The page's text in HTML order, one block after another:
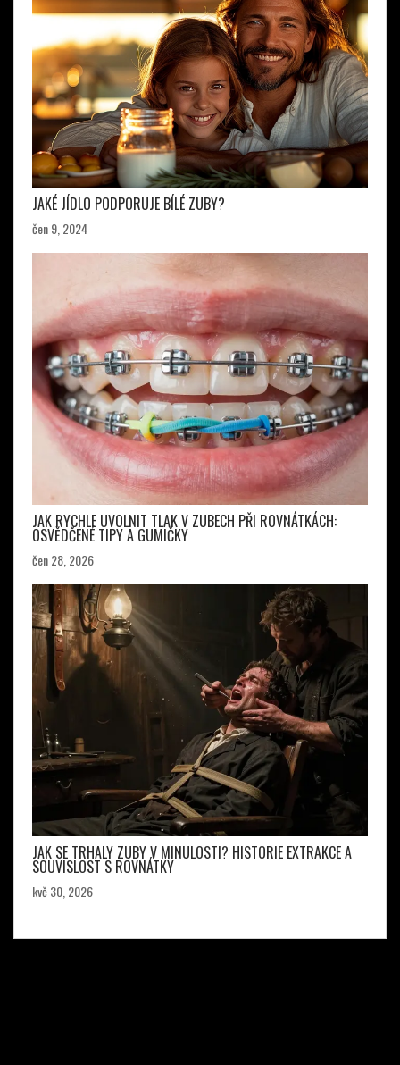
JAKÉ JÍDLO PODPORUJE BÍLÉ ZUBY?
čen 9, 2024
JAK RYCHLE UVOLNIT TLAK V ZUBECH PŘI ROVNÁTKÁCH:
OSVĚDČENÉ TIPY A GUMIČKY
čen 28, 2026
JAK SE TRHALY ZUBY V MINULOSTI? HISTORIE EXTRAKCE A
SOUVISLOST S ROVNÁTKY
kvě 30, 2026